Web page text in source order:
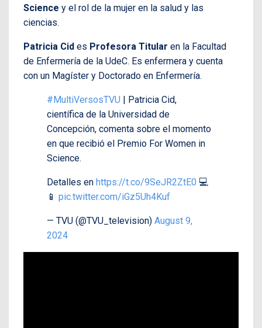
Science y el rol de la mujer en la salud y las
ciencias.
Patricia Cid es Profesora Titular en la Facultad
de Enfermería de la UdeC. Es enfermera y cuenta
con un Magíster y Doctorado en Enfermería.
#MultiVersosTVU | Patricia Cid,
científica de la Universidad de
Concepción, comenta sobre el momento
en que recibió el Premio For Women in
Science.
Detalles en https://t.co/9SeJR2ZtE0 💻
📱 pic.twitter.com/iGz5Uh4Kuf
— TVU (@TVU_television) August 9,
2024